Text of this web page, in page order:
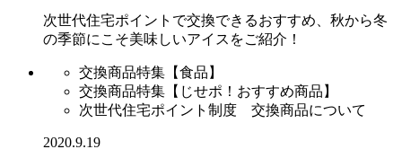
次世代住宅ポイントで交換できるおすすめ、秋から冬
の季節にこそ美味しいアイスをご紹介！
交換商品特集【食品】
交換商品特集【じせポ！おすすめ商品】
次世代住宅ポイント制度 交換商品について
2020.9.19